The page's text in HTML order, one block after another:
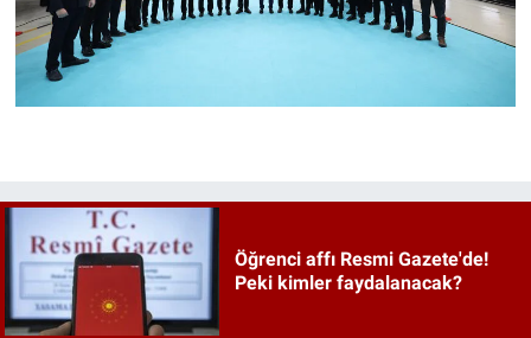
Öğrenci affı Resmi Gazete'de!
Peki kimler faydalanacak?